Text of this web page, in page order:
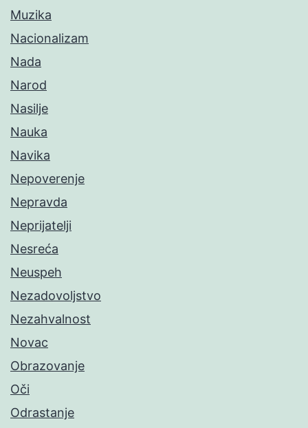
Muzika
Nacionalizam
Nada
Narod
Nasilje
Nauka
Navika
Nepoverenje
Nepravda
Neprijatelji
Nesreća
Neuspeh
Nezadovoljstvo
Nezahvalnost
Novac
Obrazovanje
Oči
Odrastanje